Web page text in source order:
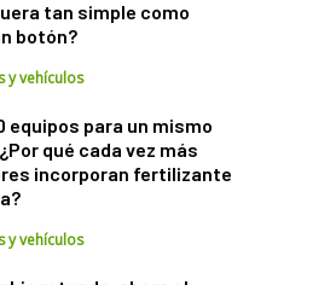
tan simple como
botón?
y vehículos
equipos para un mismo
qué cada vez más
incorporan fertilizante
y vehículos